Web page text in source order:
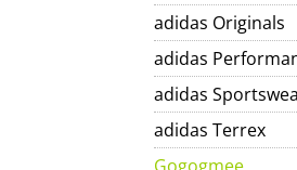
adidas Originals
adidas
adidas
adidas Terrex